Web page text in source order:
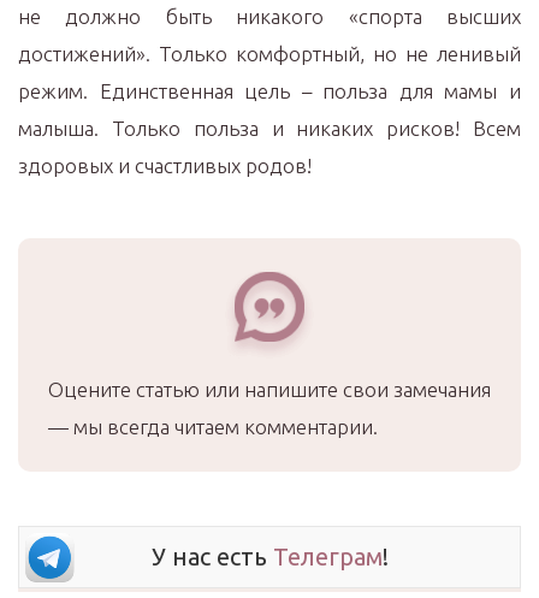
не должно быть никакого «спорта высших
достижений». Только комфортный, но не ленивый
режим. Единственная цель – польза для мамы и
малыша. Только польза и никаких рисков! Всем
здоровых и счастливых родов!
Оцените статью или напишите свои замечания
— мы всегда читаем комментарии.
У нас есть Телеграм!